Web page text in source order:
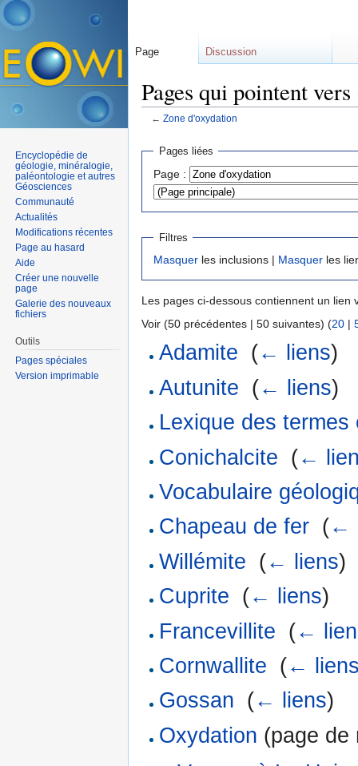
Pages qui pointent
← Zone d'oxydation
Pages liées
Page :
Filtres
Masquer les inclusions | Masquer les
Les pages ci-dessous contiennent un lien
Voir (50 précédentes | 50 suivantes) (20 |
Adamite (← liens)
Autunite (← liens)
Lexique des
Conichalcite (←
Vocabulaire
Chapeau de fer (←
Willémite (← liens)
Cuprite (← liens)
Francevillite (←
Cornwallite (←
Gossan (← liens)
Oxydation (page
Page Discussion
Encyclopédie de
géologie, minéralogie,
paléontologie et autres
Géosciences
Communauté
Actualités
Modifications récentes
Page au hasard
Aide
Créer une nouvelle
page
Galerie des nouveaux
fichiers
Outils
Pages spéciales
Version imprimable